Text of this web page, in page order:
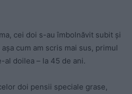
cei doi s-au îmbolnăvit subit și
cum am scris mai sus, primul
al doilea – la 45 de ani.
doi pensii speciale grase,